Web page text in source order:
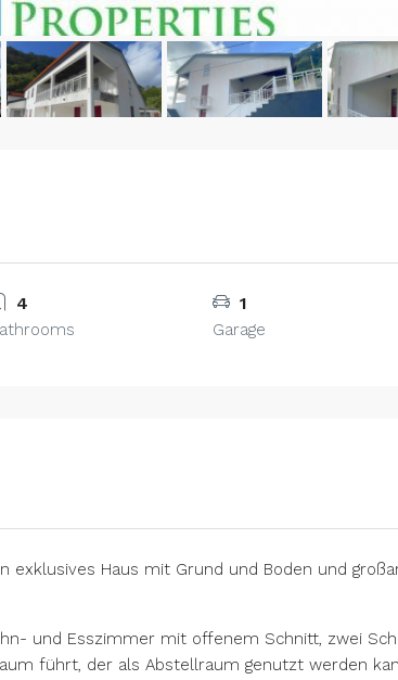
4 1
Garage
Haus mit Grund und Boden und
und Esszimmer mit offenem Schnitt, zwei
führt, der als Abstellraum genutzt werden